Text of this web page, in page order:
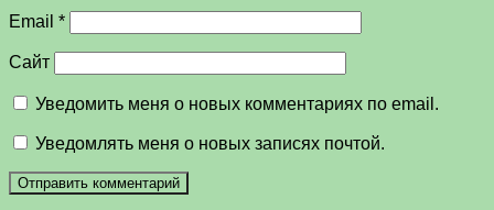
Email *
Сайт
Уведомить меня о новых комментариях по email.
Уведомлять меня о новых записях почтой.